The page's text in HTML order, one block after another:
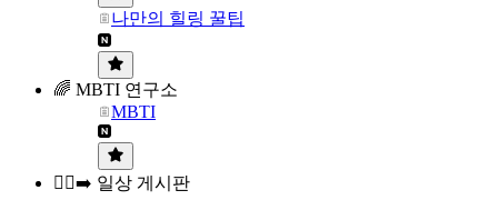
나만의 힐링 꿀팁
🌈 MBTI 연구소
MBTI
🏃‍♀️‍➡️ 일상 게시판